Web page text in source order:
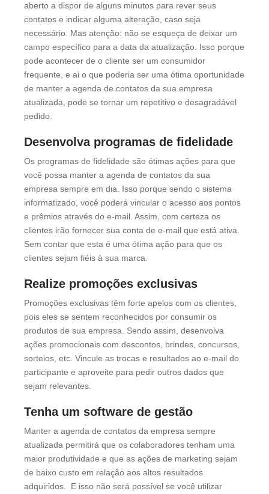
aberto a dispor de alguns minutos para rever seus
contatos e indicar alguma alteração, caso seja
necessário. Mas atenção: não se esqueça de deixar um
campo específico para a data da atualização. Isso porque
pode acontecer de o cliente ser um consumidor
frequente, e ai o que poderia ser uma ótima oportunidade
de manter a agenda de contatos da sua empresa
atualizada, pode se tornar um repetitivo e desagradável
pedido.
Desenvolva programas de fidelidade
Os programas de fidelidade são ótimas ações para que
você possa manter a agenda de contatos da sua
empresa sempre em dia. Isso porque sendo o sistema
informatizado, você poderá vincular o acesso aos pontos
e prêmios através do e-mail. Assim, com certeza os
clientes irão fornecer sua conta de e-mail que está ativa.
Sem contar que esta é uma ótima ação para que os
clientes sejam fiéis à sua marca.
Realize promoções exclusivas
Promoções exclusivas têm forte apelos com os clientes,
pois eles se sentem reconhecidos por consumir os
produtos de sua empresa. Sendo assim, desenvolva
ações promocionais com descontos, brindes, concursos,
sorteios, etc. Vincule as trocas e resultados ao e-mail do
participante e aproveite para pedir outros dados que
sejam relevantes.
Tenha um software de gestão
Manter a agenda de contatos da empresa sempre
atualizada permitirá que os colaboradores tenham uma
maior produtividade e que as ações de marketing sejam
de baixo custo em relação aos altos resultados
adquiridos. E isso não será possível se você utilizar